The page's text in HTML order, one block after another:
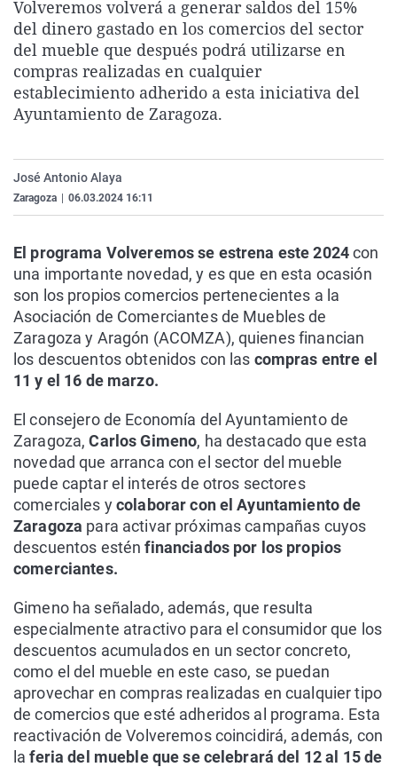
La rosa de los vientos
Gente viajera
Como el perro y el
Caso
Retornados
Equipo de
Extremadura
Galicia
La Rioja
Virales
Televisión
Elecciones
Volveremos volverá a generar saldos del 15%
del dinero gastado en los comercios del sector
del mueble que después podrá utilizarse en
compras realizadas en cualquier
establecimiento adherido a esta iniciativa del
Ayuntamiento de Zaragoza.
José Antonio Alaya
Zaragoza 06.03.2024 16:11
El programa Volveremos se estrena este 2024con
una importante novedad, y es que en esta ocasión
son los propios comercios pertenecientes a la
Asociación de Comerciantes de Muebles de
Zaragoza y Aragón (ACOMZA), quienes financian
los descuentos obtenidos con las compras entre el
11 y el 16 de marzo.
El consejero de Economía del Ayuntamiento de
Zaragoza,Carlos Gimeno, ha destacado que esta
novedad que arranca con el sector del mueble
puede captar el interés de otros sectores
comerciales ycolaborar con el Ayuntamiento de
Zaragoza para activar próximas campañas cuyos
descuentos esténfinanciados por los propios
comerciantes.
Gimeno ha señalado, además, que resulta
especialmente atractivo para el consumidor que los
descuentos acumulados en un sector concreto,
como el del mueble en este caso, se puedan
aprovechar en compras realizadas en cualquier tipo
de comercios que esté adheridos al programa. Esta
reactivación de Volveremos coincidirá, además, con
la feria del mueble que se celebrará del 12 al 15 de